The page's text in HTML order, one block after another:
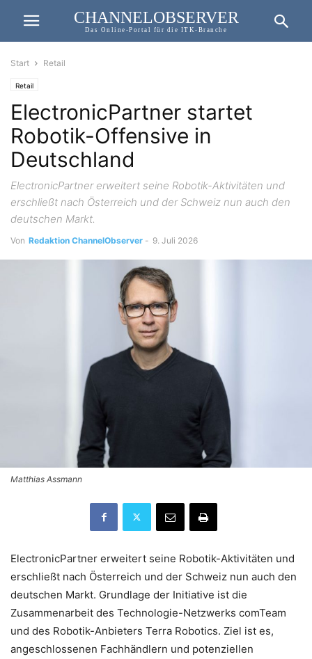
CHANNELOBSERVER
Das Online-Portal für die ITK-Branche
Start Retail
Retail
ElectronicPartner startet
Robotik-Offensive in
Deutschland
ElectronicPartner erweitert seine Robotik-Aktivitäten und
erschließt nach Österreich und der Schweiz nun auch den
deutschen Markt.
Von Redaktion ChannelObserver - 9. Juli 2026
Matthias Assmann
ElectronicPartner erweitert seine Robotik-Aktivitäten und
erschließt nach Österreich und der Schweiz nun auch den
deutschen Markt. Grundlage der Initiative ist die
Zusammenarbeit des Technologie-Netzwerks comTeam
und des Robotik-Anbieters Terra Robotics. Ziel ist es,
angeschlossenen Fachhändlern und potenziellen